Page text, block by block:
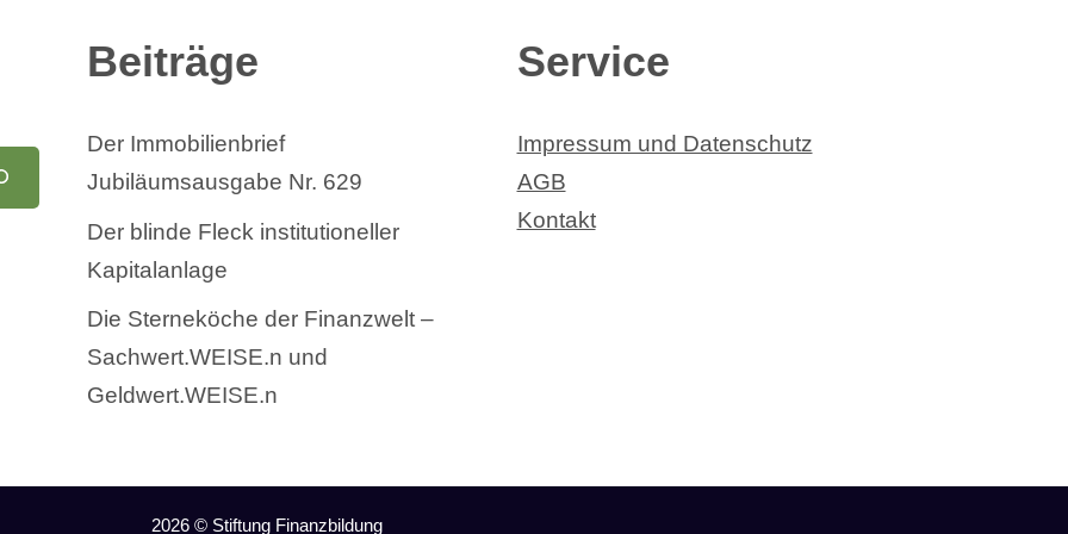
Beiträge
Der Immobilienbrief
Jubiläumsausgabe Nr. 629
Der blinde Fleck institutioneller
Kapitalanlage
Die Sterneköche der Finanzwelt –
Sachwert.WEISE.n und
Geldwert.WEISE.n
Service
Impressum und Datenschutz
AGB
Kontakt
2026 © Stiftung Finanzbildung